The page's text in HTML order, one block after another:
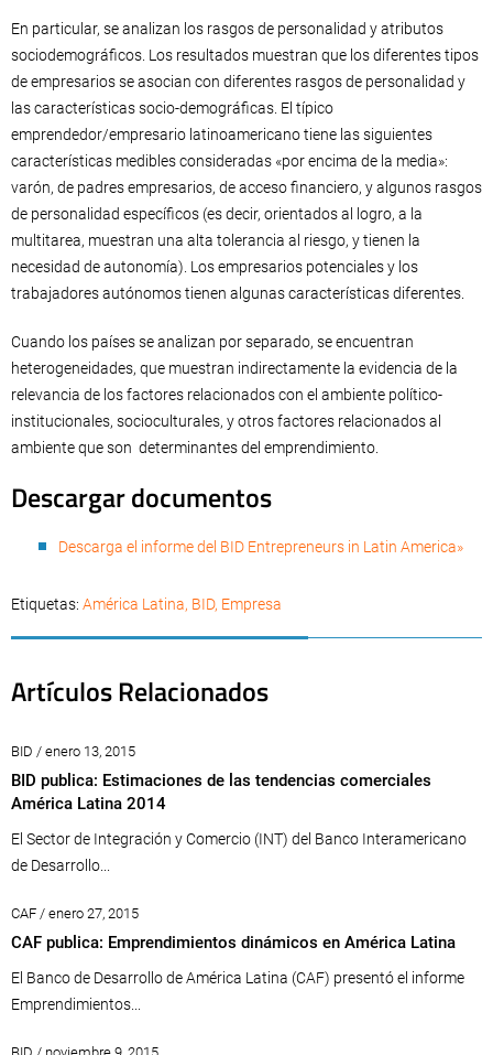
En particular, se analizan los rasgos de personalidad y atributos
sociodemográficos. Los resultados muestran que los diferentes tipos
de empresarios se asocian con diferentes rasgos de personalidad y
las características socio-demográficas. El típico
emprendedor/empresario latinoamericano tiene las siguientes
características medibles consideradas «por encima de la media»:
varón, de padres empresarios, de acceso financiero, y algunos rasgos
de personalidad específicos (es decir, orientados al logro, a la
multitarea, muestran una alta tolerancia al riesgo, y tienen la
necesidad de autonomía). Los empresarios potenciales y los
trabajadores autónomos tienen algunas características diferentes.
Cuando los países se analizan por separado, se encuentran
heterogeneidades, que muestran indirectamente la evidencia de la
relevancia de los factores relacionados con el ambiente político-
institucionales, socioculturales, y otros factores relacionados al
ambiente que son determinantes del emprendimiento.
Descargar documentos
Descarga el informe del BID Entrepreneurs in Latin America»
Etiquetas: América Latina, BID, Empresa
Artículos Relacionados
BID / enero 13, 2015
BID publica: Estimaciones de las tendencias comerciales
América Latina 2014
El Sector de Integración y Comercio (INT) del Banco Interamericano
de Desarrollo...
CAF / enero 27, 2015
CAF publica: Emprendimientos dinámicos en América Latina
El Banco de Desarrollo de América Latina (CAF) presentó el informe
Emprendimientos...